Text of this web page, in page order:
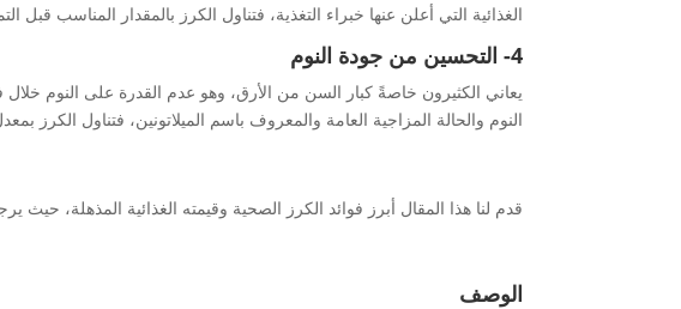
الغذائية التي أعلن عنها خبراء التغذية، فتناول الكرز بالمقدار المناسب
4- التحسين من جودة النوم
يعاني الكثيرون خاصةً كبار السن من الأرق، وهو عدم القدرة على النوم
النوم والحالة المزاجية العامة والمعروف باسم الميلاتونين، فتناول
قدم لنا هذا المقال أبرز فوائد الكرز الصحية وقيمته الغذائية المذهلة،
الوصف